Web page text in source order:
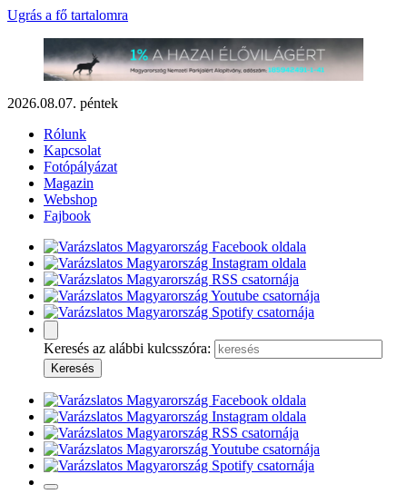
Ugrás a fő tartalomra
2026.08.07. péntek
Rólunk
Kapcsolat
Fotópályázat
Magazin
Webshop
Fajbook
Keresés az alábbi kulcsszóra: